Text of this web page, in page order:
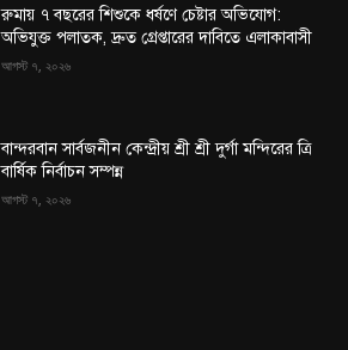
রুমায় ৭ বছরের শিশুকে ধর্ষণে চেষ্টার অভিযোগ:
অভিযুক্ত পলাতক, দ্রুত গ্রেপ্তারের দাবিতে এলাকাবাসী
আগস্ট ৭, ২০২৬
বান্দরবান সার্বজনীন কেন্দ্রীয় শ্রী শ্রী দুর্গা মন্দিরের ত্রি
বার্ষিক নির্বাচন সম্পন্ন
আগস্ট ৭, ২০২৬